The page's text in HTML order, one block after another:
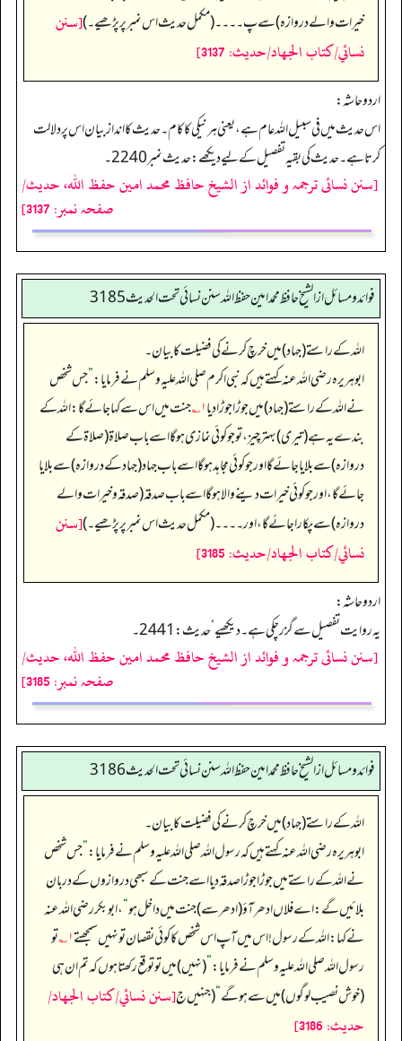
خیرات والے دروازہ) سے پ۔۔۔۔ (مکمل حدیث اس نمبر پر پڑھیے۔)[سنن
نسائي/كتاب الجهاد/حدیث: 3137]
اردو حاشہ:
اس حدیث میں فی سبیل اللہ عام ہے، یعنی ہر نیکی کا کام۔ حدیث کا انداز بیان اس پر دلالت
کرتا ہے۔ حدیث کی بقیہ تفصیل کے لیے دیکھے: حدیث نمبر2240۔
[سنن نسائی ترجمہ و فوائد از الشیخ حافظ محمد امین حفظ اللہ، حدیث/
صفحہ نمبر: 3137]
فوائد ومسائل از الشيخ حافظ محمد امين حفظ الله سنن نسائي تحت الحديث3185
اللہ کے راستے (جہاد) میں خرچ کرنے کی فضیلت کا بیان۔
ابوہریرہ رضی الله عنہ کہتے ہیں کہ نبی اکرم صلی اللہ علیہ وسلم نے فرمایا:”جس شخص
نے اللہ کے راستے (جہاد) میں جوڑا جوڑا دیا۱؎ جنت میں اس سے کہا جائے گا: اللہ کے
بندے یہ ہے (تیری) بہتر چیز، تو جو کوئی نمازی ہو گا اسے باب صلاۃ (صلاۃ کے
دروازہ) سے بلایا جائے گا اور جو کوئی مجاہد ہو گا اسے باب جہاد (جہاد کے دروازہ) سے بلایا
جائے گا، اور جو کوئی خیرات دینے والا ہو گا اسے باب صدقہ (صدقہ و خیرات والے
دروازہ) سے پکارا جائے گا، اور۔۔۔۔ (مکمل حدیث اس نمبر پر پڑھیے۔)[سنن
نسائي/كتاب الجهاد/حدیث: 3185]
اردو حاشہ:
یہ روایت تفصیل سے گزر چکی ہے۔ دیکھیے‘ حدیث:2441۔
[سنن نسائی ترجمہ و فوائد از الشیخ حافظ محمد امین حفظ اللہ، حدیث/
صفحہ نمبر: 3185]
فوائد ومسائل از الشيخ حافظ محمد امين حفظ الله سنن نسائي تحت الحديث3186
اللہ کے راستے (جہاد) میں خرچ کرنے کی فضیلت کا بیان۔
ابوہریرہ رضی الله عنہ کہتے ہیں کہ رسول اللہ صلی اللہ علیہ وسلم نے فرمایا:”جس شخص
نے اللہ کے راستے میں جوڑا جوڑا صدقہ دیا اسے جنت کے سبھی دروازوں کے دربان
بلائیں گے: اے فلاں ادھر آؤ (ادھر سے) جنت میں داخل ہو“، ابوبکر رضی اللہ عنہ
نے کہا: اللہ کے رسول! اس میں آپ اس شخص کا کوئی نقصان تو نہیں سمجھتے۱؎ تو
رسول اللہ صلی اللہ علیہ وسلم نے فرمایا:”(نہیں) میں تو توقع رکھتا ہوں کہ تم ان ہی
(خوش نصیب لوگوں) میں سے ہو گے“(جنہیں ج[سنن نسائي/كتاب الجهاد/
حدیث: 3186]